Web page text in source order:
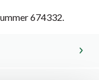
674332.